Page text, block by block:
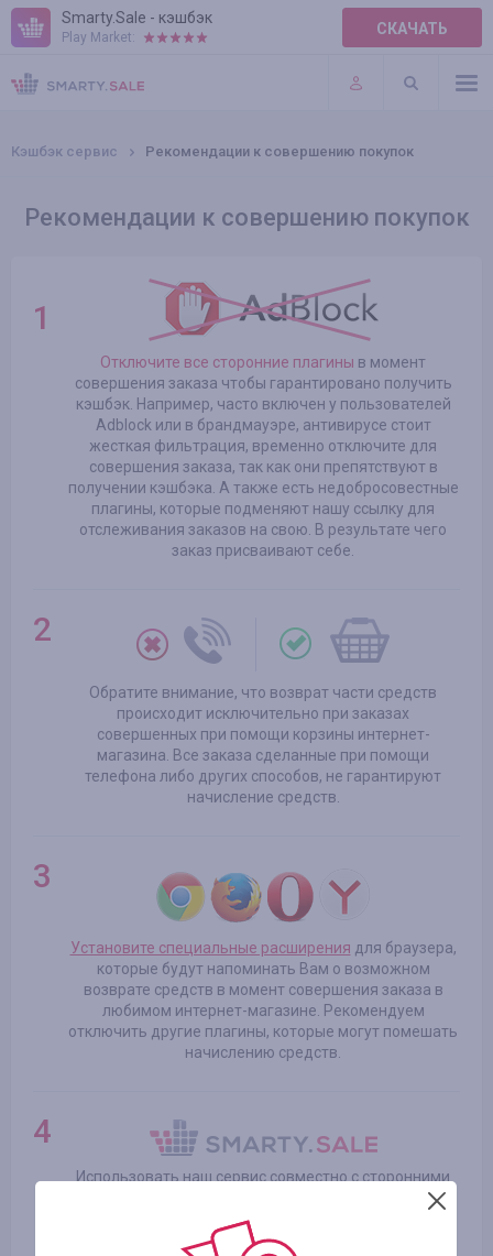
Smarty.Sale - кэшбэк
Play Market: СКАЧАТЬ
ПРАВИЛА
ПЛАГИНЫ
Кэшбэк сервис Рекомендации к совершению покупок
Рекомендации к совершению покупок
Отключите все сторонние плагины в момент
совершения заказа чтобы гарантировано получить
кэшбэк. Например, часто включен у пользователей
Adblock или в брандмауэре, антивирусе стоит
жесткая фильтрация, временно отключите для
совершения заказа, так как они препятствуют в
получении кэшбэка. А также есть недобросовестные
плагины, которые подменяют нашу ссылку для
отслеживания заказов на свою. В результате чего
заказ присваивают себе.
Обратите внимание, что возврат части средств
происходит исключительно при заказах
совершенных при помощи корзины интернет-
магазина. Все заказа сделанные при помощи
телефона либо других способов, не гарантируют
начисление средств.
Установите специальные расширения для браузера,
которые будут напоминать Вам о возможном
возврате средств в момент совершения заказа в
любимом интернет-магазине. Рекомендуем
отключить другие плагины, которые могут помешать
начислению средств.
Использовать наш сервис совместно с сторонними
дисконтными, бонусными программами, может на
засчитать Вашу покупку в нашей системе.